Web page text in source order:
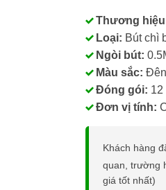
Thương
Loại: Bút chì
Ngòi bút:
Màu sắc: Đên
Đóng gói: 12
Đơn vị tính:
Khách hàng
quan, trường
giá tốt nhất)